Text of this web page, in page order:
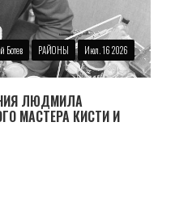
Ботев РАЙОНЫ Июл. 16 2026
ЛЮДМИЛА
МАСТЕРА КИСТИ И